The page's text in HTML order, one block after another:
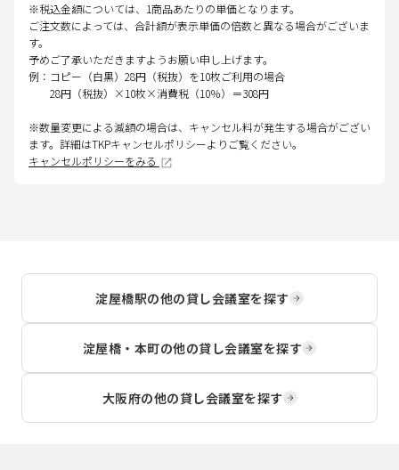
※税込金額については、1商品あたりの単価となります。
ご注文数によっては、合計額が表示単価の倍数と異なる場合がございま
す。
予めご了承いただきますようお願い申し上げます。
例：コピー（白黒）28円（税抜）を10枚ご利用の場合
28円（税抜）×10枚×消費税（10％）＝308円
※数量変更による減額の場合は、キャンセル料が発生する場合がござい
ます。詳細はTKPキャンセルポリシーよりご覧ください。
キャンセルポリシーをみる
淀屋橋駅の他の貸し会議室を探す
淀屋橋・本町の他の貸し会議室を探す
大阪府の他の貸し会議室を探す